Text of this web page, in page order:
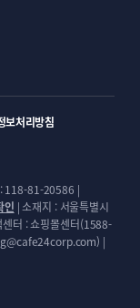
보처리방침
: 118-81-20586 |
인 | 소재지 : 서울특별시
터 : 쇼핑몰센터(1588-
|